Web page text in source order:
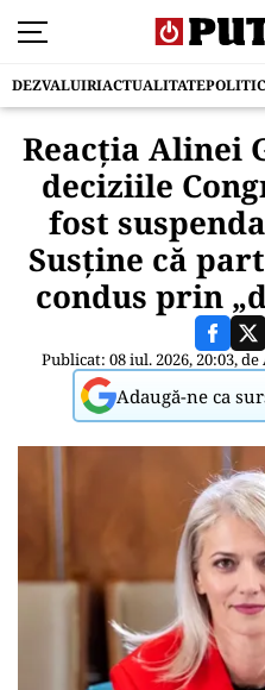
DEZVALUIRIACTUALITATE
Reacția Alinei
deciziile
fost
Susține că
condus prin
Publicat: 08 iul. 2026, 20:03, de
Adaugă-ne ca